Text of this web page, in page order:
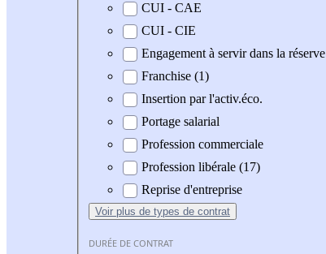
CUI - CAE
CUI - CIE
Engagement à servir dans la réserve
Franchise (1)
Insertion par l'activ.éco.
Portage salarial
Profession commerciale
Profession libérale (17)
Reprise d'entreprise
Voir plus de types de contrat
DURÉE DE CONTRAT